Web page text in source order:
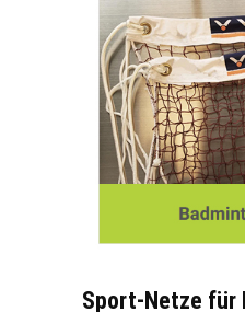
Sport-Netze für